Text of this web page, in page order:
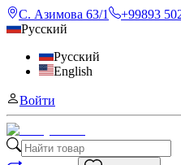
С. Азимова 63/1
+99893
Русский
Русский
English
Войти